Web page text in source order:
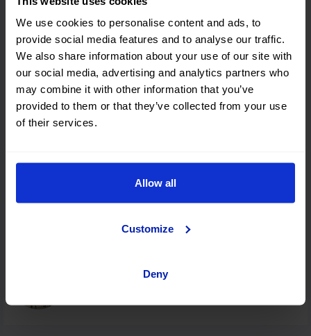
We use cookies to personalise content and ads, to
provide social media features and to analyse our traffic.
We also share information about your use of our site with
our social media, advertising and analytics partners who
may combine it with other information that you’ve
provided to them or that they’ve collected from your use
of their services.
Allow all
Customize
Deny
Rom
Mailand